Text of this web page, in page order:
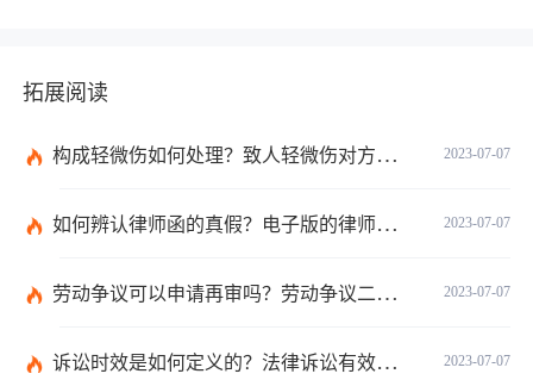
拓展阅读
2023-07-07
构成轻微伤如何处理？致人轻微伤对方不出院讹人怎么办？
2023-07-07
如何辨认律师函的真假？电子版的律师函是真的吗？
2023-07-07
劳动争议可以申请再审吗？劳动争议二审后还可以上诉吗？
2023-07-07
诉讼时效是如何定义的？法律诉讼有效期是多久？